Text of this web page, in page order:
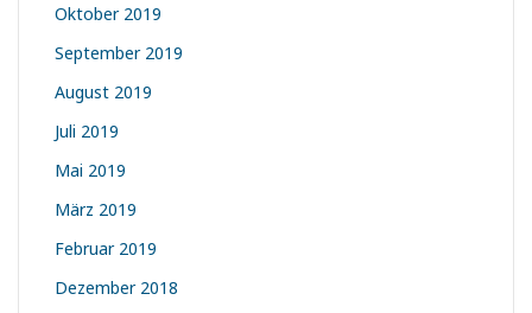
Oktober 2019
September 2019
August 2019
Juli 2019
Mai 2019
März 2019
Februar 2019
Dezember 2018